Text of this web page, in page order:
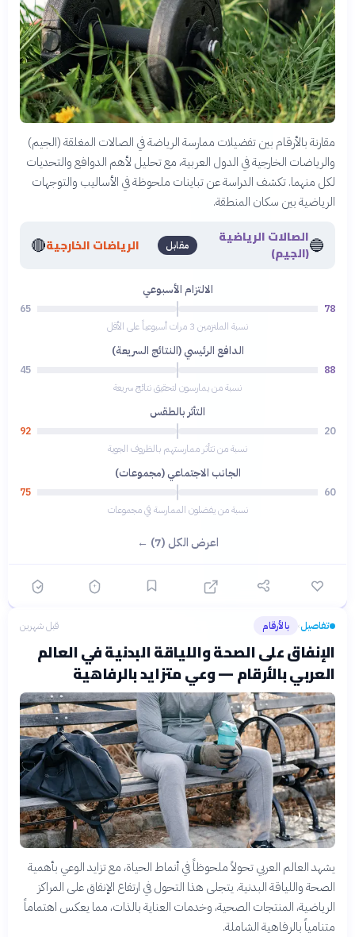
مقارنة بالأرقام بين تفضيلات ممارسة الرياضة في الصالات المغلقة (الجيم)
والرياضات الخارجية في الدول العربية، مع تحليل لأهم الدوافع والتحديات
لكل منهما. تكشف الدراسة عن تباينات ملحوظة في الأساليب والتوجهات
الرياضية بين سكان المنطقة.
🔵الصالات الرياضية
(الجيم)
مقابل الرياضات الخارجية🔴
الالتزام الأسبوعي
78
65
نسبة الملتزمين 3 مرات أسبوعياً على الأقل
الدافع الرئيسي (النتائج السريعة)
88
45
نسبة من يمارسون لتحقيق نتائج سريعة
التأثر بالطقس
20
92
نسبة من تتأثر ممارستهم بالظروف الجوية
الجانب الاجتماعي (مجموعات)
60
75
نسبة من يفضلون الممارسة في مجموعات
اعرض الكل (7) ←
تفاصيل› بالأرقام قبل شهرين
الإنفاق على الصحة واللياقة البدنية في العالم
العربي بالأرقام — وعي متزايد بالرفاهية
يشهد العالم العربي تحولاً ملحوظاً في أنماط الحياة، مع تزايد الوعي بأهمية
الصحة واللياقة البدنية. يتجلى هذا التحول في ارتفاع الإنفاق على المراكز
الرياضية، المنتجات الصحية، وخدمات العناية بالذات، مما يعكس اهتماماً
متنامياً بالرفاهية الشاملة.